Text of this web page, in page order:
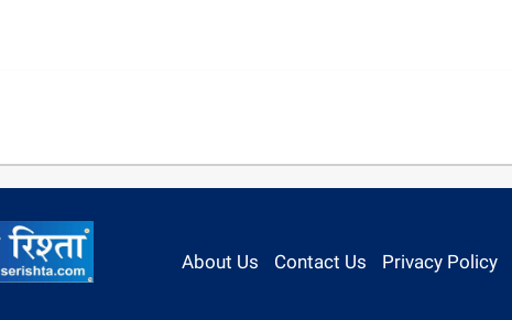
About Us Contact Us Privacy Policy